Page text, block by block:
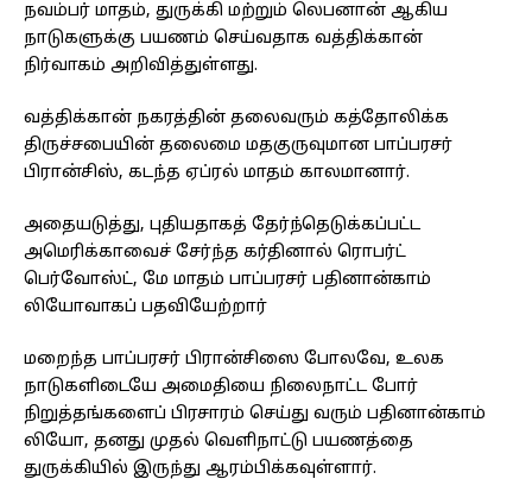
நவம்பர் மாதம், துருக்கி மற்றும் லெபனான் ஆகிய
நாடுகளுக்கு பயணம் செய்வதாக வத்திக்கான்
நிர்வாகம் அறிவித்துள்ளது.
வத்திக்கான் நகரத்தின் தலைவரும் கத்தோலிக்க
திருச்சபையின் தலைமை மதகுருவுமான பாப்பரசர்
பிரான்சிஸ், கடந்த ஏப்ரல் மாதம் காலமானார்.
அதையடுத்து, புதியதாகத் தேர்ந்தெடுக்கப்பட்ட
அமெரிக்காவைச் சேர்ந்த கர்தினால் ரொபர்ட்
பெர்வோஸ்ட், மே மாதம் பாப்பரசர் பதினான்காம்
லியோவாகப் பதவியேற்றார்
மறைந்த பாப்பரசர் பிரான்சிஸை போலவே, உலக
நாடுகளிடையே அமைதியை நிலைநாட்ட போர்
நிறுத்தங்களைப் பிரசாரம் செய்து வரும் பதினான்காம்
லியோ, தனது முதல் வெளிநாட்டு பயணத்தை
துருக்கியில் இருந்து ஆரம்பிக்கவுள்ளார்.